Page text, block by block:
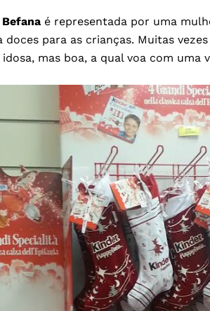
Befana é representada por uma
doces para as crianças. Muitas
mas boa, a qual voa com uma